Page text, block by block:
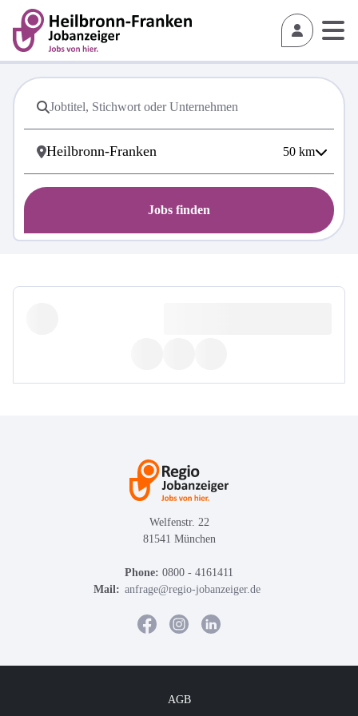
50 km
Jobs finden
Welfenstr. 22
81541 München
Phone: 0800 - 4161411
Mail: anfrage@regio-jobanzeiger.de
AGB